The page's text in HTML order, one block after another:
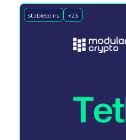
stablecoins +23